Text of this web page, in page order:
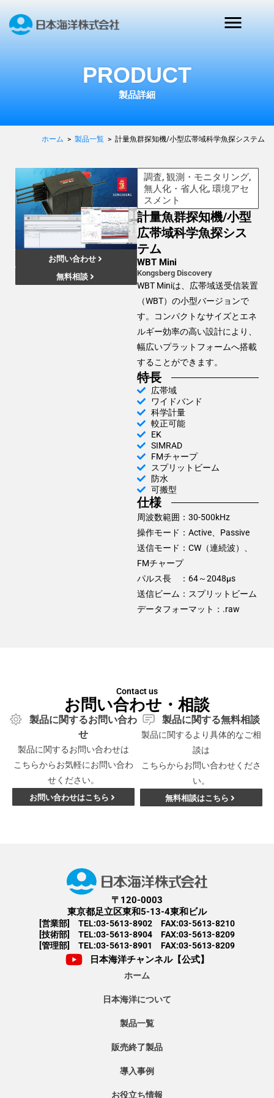
PRODUCT
製品詳細
ホーム > 製品一覧 > 計量魚群探知機/小型広帯域科学魚探システム
お問い合わせ
無料相談
調査, 観測・モニタリング,
無人化・省人化, 環境アセ
スメント
計量魚群探知機/小型
広帯域科学魚探シス
テム
WBT Mini
Kongsberg Discovery
WBT Miniは、広帯域送受信装置
（WBT）の小型バージョンで
す。コンパクトなサイズとエネ
ルギー効率の高い設計により、
幅広いプラットフォームへ搭載
することができます。
特長
広帯域
ワイドバンド
科学計量
較正可能
EK
SIMRAD
FMチャープ
スプリットビーム
防水
可搬型
仕様
周波数範囲：30-500kHz
操作モード：Active、Passive
送信モード：CW（連続波）、
FMチャープ
パルス長 ：64～2048μs
送信ビーム：スプリットビーム
データフォーマット：.raw
Contact us
お問い合わせ・相談
製品に関するお問い合わ
せ
製品に関するお問い合わせは
こちらからお気軽にお問い合わ
せください。
お問い合わせはこちら
製品に関する無料相談
製品に関するより具体的なご相
談は
こちらからお問い合わせくださ
い。
無料相談はこちら
〒120-0003
東京都足立区東和5-13-4東和ビル
[営業部] TEL:03-5613-8902 FAX:03-5613-8210
[技術部] TEL:03-5613-8904 FAX:03-5613-8209
[管理部] TEL:03-5613-8901 FAX:03-5613-8209
日本海洋チャンネル【公式】
ホーム
日本海洋について
製品一覧
販売終了製品
導入事例
お役立ち情報